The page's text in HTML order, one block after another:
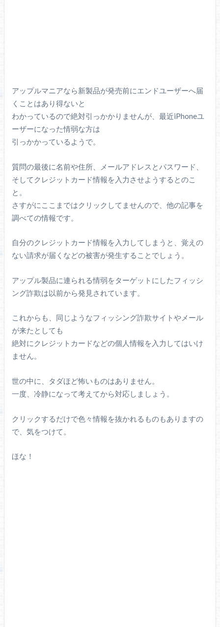
アップルマニアなら新製品が発売前にエンドユーザーへ届
くことはあり得ないと
わかっているので絶対引っかかりませんが、最近iPhoneユ
ーザーになった情弱な方は
引っかかっているようで。
質問の最後に名前や住所、メールアドレスとパスワード、
そしてクレジットカード情報を入力させようするとのこ
と。
さすがにここまではクリックしてませんので、他の記事を
調べての情報です。
自分のクレジットカード情報を入力してしまうと、覚えの
ない請求が届くなどの被害が発生することでしょう。
アップル製品に連られる情弱をターゲットにしたフィッシ
ング詐欺は以前から発見されています。
これからも、同じようなフィッシング詐欺サイトやメール
が来たとしても
絶対にクレジットカードなどの個人情報を入力してはいけ
ません。
世の中に、タダほど怖いものはありません。
一度、冷静になって考えてから対応しましょう。
クリックするだけで色々情報を抜かれるものもありますの
で、気をつけて。
ほな！